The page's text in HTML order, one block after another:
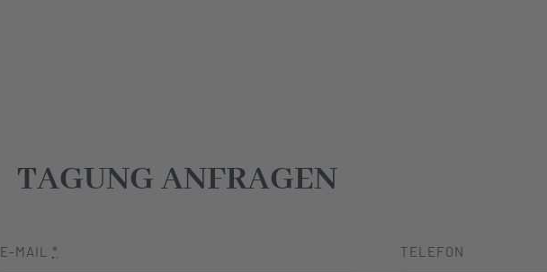
TAGUNG ANFRAGEN
E-MAIL * TELEFON